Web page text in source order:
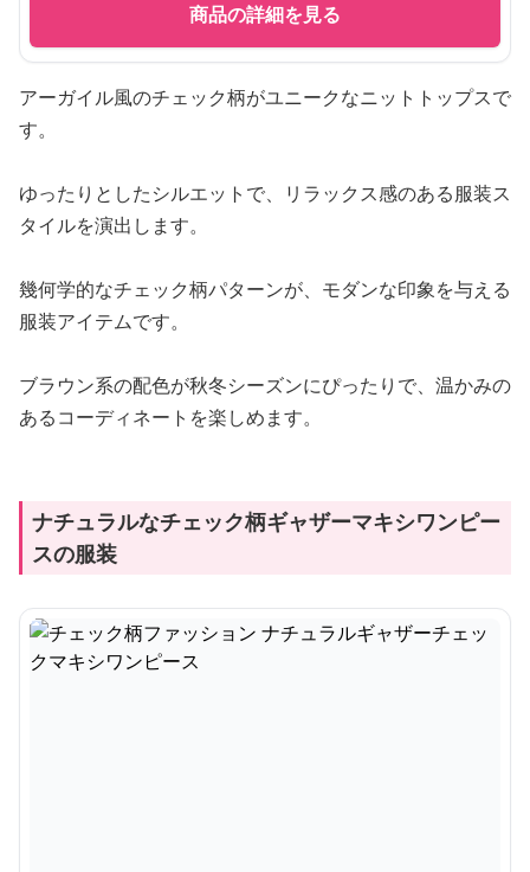
商品の詳細を見る
アーガイル風のチェック柄がユニークなニットトップスで
す。
ゆったりとしたシルエットで、リラックス感のある服装ス
タイルを演出します。
幾何学的なチェック柄パターンが、モダンな印象を与える
服装アイテムです。
ブラウン系の配色が秋冬シーズンにぴったりで、温かみの
あるコーディネートを楽しめます。
ナチュラルなチェック柄ギャザーマキシワンピー
スの服装